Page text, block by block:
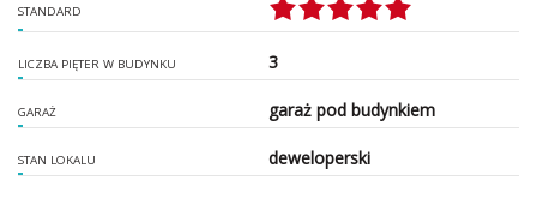
STANDARD
LICZBA PIĘTER W BUDYNKU 3
GARAŻ garaż pod budynkiem
STAN LOKALU deweloperski